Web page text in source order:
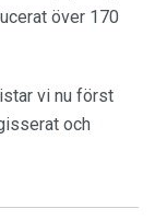
över 170
vi nu först
och